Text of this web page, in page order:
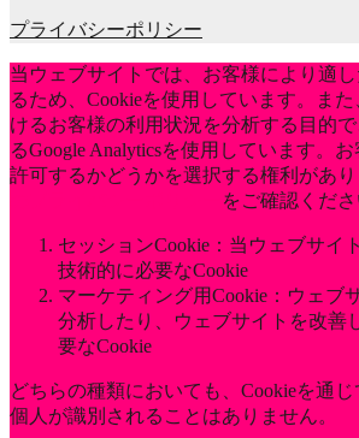
プライバシーポリシー
当ウェブサイトでは、お客様により適
るため、Cookieを使用しています。ま
けるお客様の利用状況を分析する目的
るGoogle Analyticsを使用しています。
許可するかどうかを選択する権利があり
をご確認くださ
セッションCookie：当ウェブサイ
技術的に必要なCookie
マーケティング用Cookie：ウェブ
分析したり、ウェブサイトを改善
要なCookie
どちらの種類においても、Cookieを通
個人が識別されることはありません。